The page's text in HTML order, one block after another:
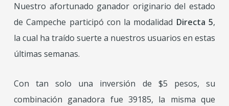
Nuestro afortunado ganador originario del estado
de Campeche participó con la modalidad Directa 5,
la cual ha traído suerte a nuestros usuarios en estas
últimas semanas.
Con tan solo una inversión de $5 pesos, su
combinación ganadora fue 39185, la misma que